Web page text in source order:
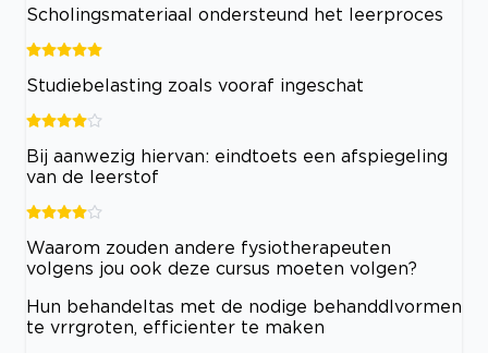
Scholingsmateriaal ondersteund het leerproces
Studiebelasting zoals vooraf ingeschat
Bij aanwezig hiervan: eindtoets een afspiegeling
van de leerstof
Waarom zouden andere fysiotherapeuten
volgens jou ook deze cursus moeten volgen?
Hun behandeltas met de nodige behanddlvormen
te vrrgroten, efficienter te maken